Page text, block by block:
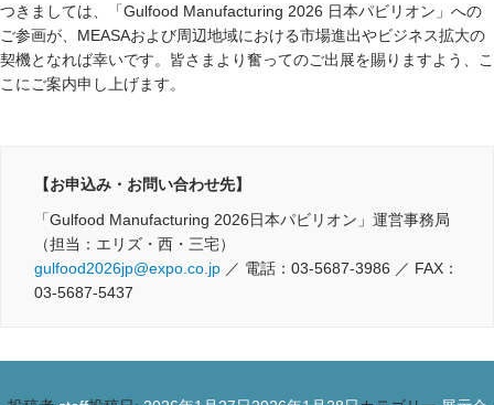
つきましては、「Gulfood Manufacturing 2026 日本パビリオン」への
ご参画が、MEASAおよび周辺地域における市場進出やビジネス拡大の
契機となれば幸いです。皆さまより奮ってのご出展を賜りますよう、こ
こにご案内申し上げます。
【お申込み・お問い合わせ先】
「Gulfood Manufacturing 2026日本パビリオン」運営事務局
（担当：エリズ・西・三宅）
gulfood2026jp@expo.co.jp ／ 電話：03-5687-3986 ／ FAX：
03-5687-5437